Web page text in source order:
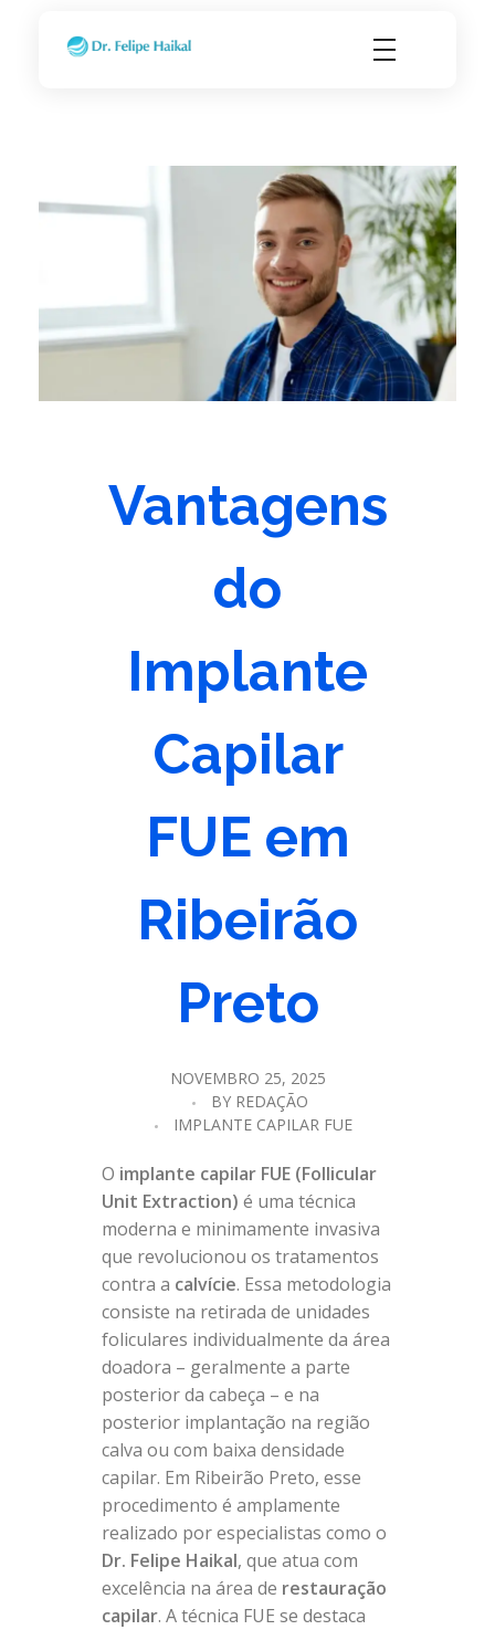
Vantagens
do
Implante
Capilar
FUE em
Ribeirão
Preto
NOVEMBRO 25, 2025
BY REDAÇÃO
IMPLANTE CAPILAR FUE
O implante capilar FUE (Follicular
Unit Extraction) é uma técnica
moderna e minimamente invasiva
que revolucionou os tratamentos
contra a calvície. Essa metodologia
consiste na retirada de unidades
foliculares individualmente da área
doadora – geralmente a parte
posterior da cabeça – e na
posterior implantação na região
calva ou com baixa densidade
capilar. Em Ribeirão Preto, esse
procedimento é amplamente
realizado por especialistas como o
Dr. Felipe Haikal, que atua com
excelência na área de restauração
capilar. A técnica FUE se destaca